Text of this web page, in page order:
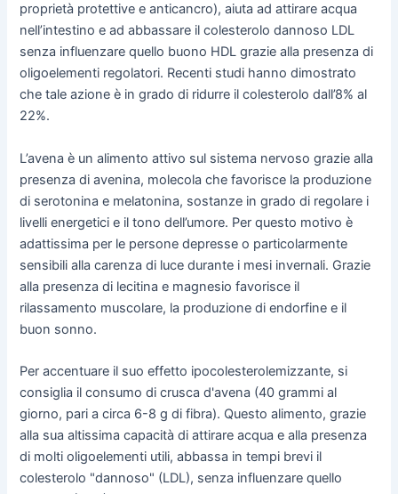
proprietà protettive e anticancro), aiuta ad attirare acqua
nell’intestino e ad abbassare il colesterolo dannoso LDL
senza influenzare quello buono HDL grazie alla presenza di
oligoelementi regolatori. Recenti studi hanno dimostrato
che tale azione è in grado di ridurre il colesterolo dall’8% al
22%.
L’avena è un alimento attivo sul sistema nervoso grazie alla
presenza di avenina, molecola che favorisce la produzione
di serotonina e melatonina, sostanze in grado di regolare i
livelli energetici e il tono dell’umore. Per questo motivo è
adattissima per le persone depresse o particolarmente
sensibili alla carenza di luce durante i mesi invernali. Grazie
alla presenza di lecitina e magnesio favorisce il
rilassamento muscolare, la produzione di endorfine e il
buon sonno.
Per accentuare il suo effetto ipocolesterolemizzante, si
consiglia il consumo di crusca d'avena (40 grammi al
giorno, pari a circa 6-8 g di fibra). Questo alimento, grazie
alla sua altissima capacità di attirare acqua e alla presenza
di molti oligoelementi utili, abbassa in tempi brevi il
colesterolo "dannoso" (LDL), senza influenzare quello